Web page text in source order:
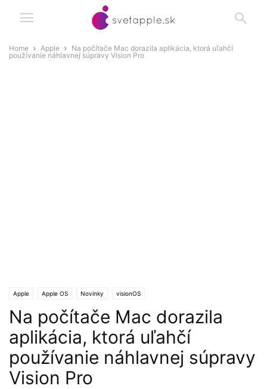
Home Apple
Na počítače Mac dorazila aplikácia, ktorá uľahčí
používanie náhlavnej súpravy Vision Pro
Apple Apple OS Novinky visionOS
Na počítače Mac dorazila
aplikácia, ktorá uľahčí
používanie náhlavnej súpravy
Vision Pro